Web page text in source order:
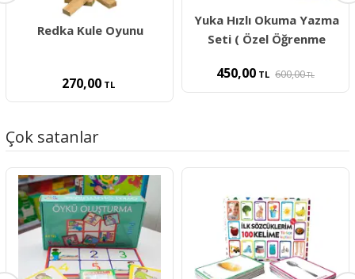
Redka Kule Oyunu
270,00 TL
Yuka Hızlı Okuma Yazma
Seti ( Özel Öğrenme
450,00 TL 600,00TL
Çok satanlar